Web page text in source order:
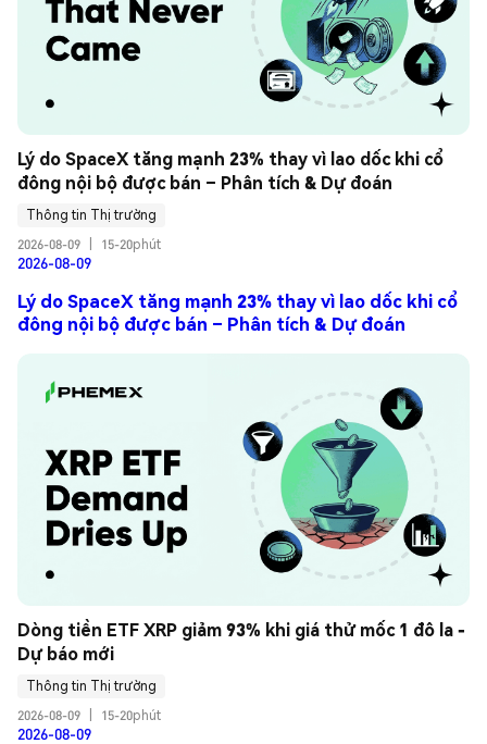
Lý do SpaceX tăng mạnh 23% thay vì lao dốc khi cổ
đông nội bộ được bán – Phân tích & Dự đoán
Thông tin Thị trường
2026-08-09
15-20phút
2026-08-09
Lý do SpaceX tăng mạnh 23% thay vì lao dốc khi cổ
đông nội bộ được bán – Phân tích & Dự đoán
Dòng tiền ETF XRP giảm 93% khi giá thử mốc 1 đô la -
Dự báo mới
Thông tin Thị trường
2026-08-09
15-20phút
2026-08-09